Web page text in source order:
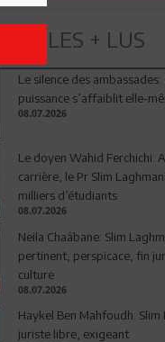
LES + LUS
Le silence des
puissance s’affaiblit elle-
08.07.2026
Le doyen Wahid Ferchichi:
carrière, le Pr Slim
milliers d’étudiants
08.07.2026
Neila Chaâbane: Slim
pertinent, perspicace, fin
culture
08.07.2026
Haykel Ben Mahfoudh: Slim
juriste libre, exigeant